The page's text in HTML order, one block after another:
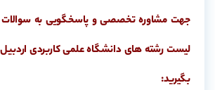
جهت مشاوره تخصصی و پاسخگویی به سوالات
لیست رشته های دانشگاه علمی کاربردی
بگیرید: